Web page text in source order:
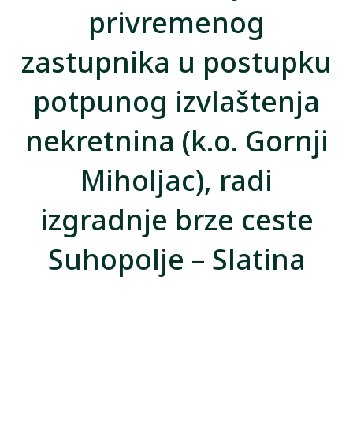
privremenog
zastupnika u postupku
potpunog izvlaštenja
nekretnina (k.o. Gornji
Miholjac), radi
izgradnje brze ceste
Suhopolje – Slatina